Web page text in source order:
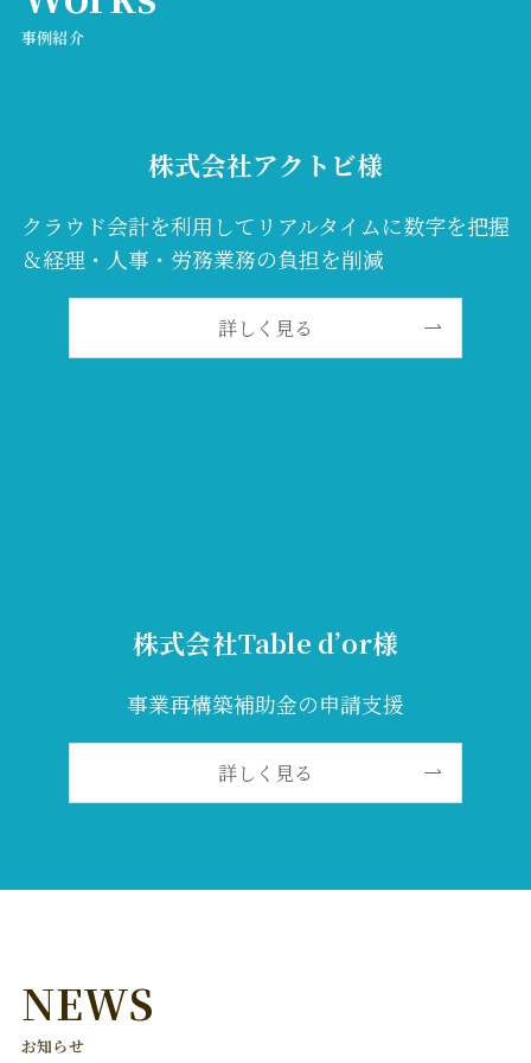
事例紹介
株式会社アクトビ様
クラウド会計を利用してリアルタイムに数字を把握
＆経理・人事・労務業務の負担を削減
詳しく見る
株式会社Table d’or様
事業再構築補助金の申請支援
詳しく見る
NEWS
お知らせ